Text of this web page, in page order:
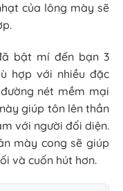
của lông mày sẽ
bật mí đến bạn 3
hợp với nhiều đặc
nét mềm mại
giúp tôn lên thần
với người đối diện.
mày cong sẽ giúp
và cuốn hút hơn.